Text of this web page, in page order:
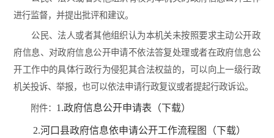
进行监督，并提出批评和建议。
公民、法人或者其他组织认为本机关未按照要求主动公开政
府信息、对政府信息公开申请不依法答复处理或者在政府信息公
开工作中的具体行政行为侵犯其合法权益的，可以向上一级行政
机关投诉、举报，也可以依法申请行政复议或者提起行政诉讼。
附件： 1.政府信息公开申请表（下载）
2.河口县政府信息依申请公开工作流程图（下载）